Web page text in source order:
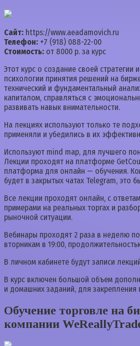
Сайт: https://www.aeadamovich.ru
Телефон: +7 (918) 088-22-00
Стоимость: от 8000 р. за курс
Этот курс о создание своей стратегии
психологии принятия решений на
технический и фундаментальный
капиталом, справляться с
развивать навык внимательности.
На лекциях используют только те
применяли и убедились в их
Используют mind map, для лучшего
Лекции проходят на платформе
платформа для онлайн — обучения.
будет в закрытых чатах Telegram, это
Все лекции проходят онлайн, с
примерами на реальных торгах и
рыночной ситуации.
Вебинары проходят 2 раза в неделю
вторникам в 19:00,
В личном кабинете будут записи
В курс включен большой объем
и домашних заданий, для закрепления
Обучение торговле на
компании